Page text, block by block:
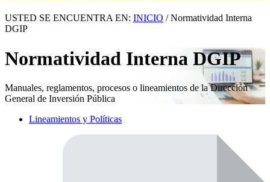
USTED SE ENCUENTRA EN: INICIO /Normatividad Interna
DGIP
Normatividad Interna DGIP
Manuales, reglamentos, procesos o lineamientos de la Dirección
General de Inversión Pública
Lineamientos y Políticas